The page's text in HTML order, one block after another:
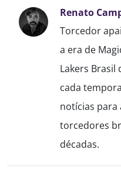
Renato
Torcedor
a era de
Lakers Brasil
cada
notícias para
torcedores
décadas.